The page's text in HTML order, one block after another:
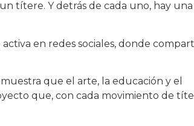
títere. Y detrás de cada uno, hay una
en redes sociales, donde
que el arte, la educación y el
que, con cada movimiento de